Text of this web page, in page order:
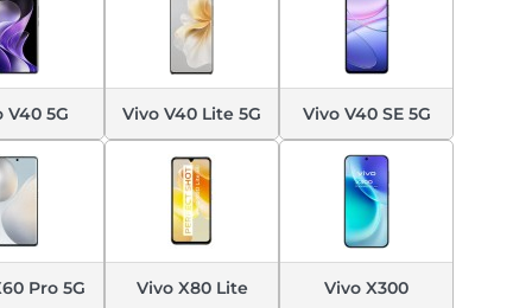
V40 5G Vivo V40 Lite 5G Vivo V40 SE 5G
Pro 5G Vivo X80 Lite Vivo X300